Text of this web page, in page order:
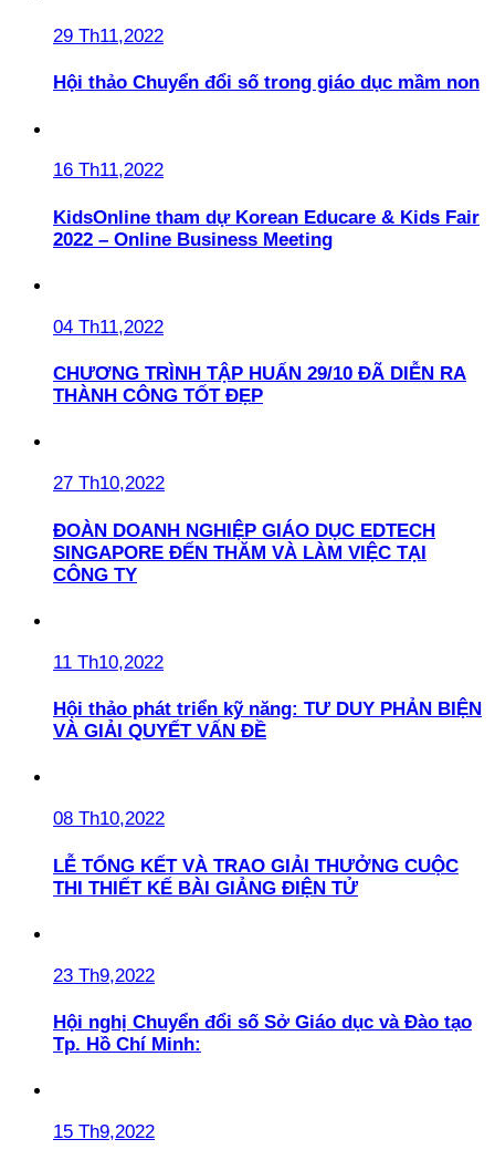
29 Th11,2022
Hội thảo Chuyển đổi số trong giáo dục mầm non
16 Th11,2022
KidsOnline tham dự Korean Educare & Kids Fair
2022 – Online Business Meeting
04 Th11,2022
CHƯƠNG TRÌNH TẬP HUẤN 29/10 ĐÃ DIỄN RA
THÀNH CÔNG TỐT ĐẸP
27 Th10,2022
ĐOÀN DOANH NGHIỆP GIÁO DỤC EDTECH
SINGAPORE ĐẾN THĂM VÀ LÀM VIỆC TẠI
CÔNG TY
11 Th10,2022
Hội thảo phát triển kỹ năng: TƯ DUY PHẢN BIỆN
VÀ GIẢI QUYẾT VẤN ĐỀ
08 Th10,2022
LỄ TỔNG KẾT VÀ TRAO GIẢI THƯỞNG CUỘC
THI THIẾT KẾ BÀI GIẢNG ĐIỆN TỬ
23 Th9,2022
Hội nghị Chuyển đổi số Sở Giáo dục và Đào tạo
Tp. Hồ Chí Minh:
15 Th9,2022